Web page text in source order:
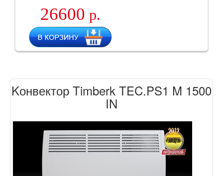
26600 р.
Kонвектор Timberk TEC.PS1 M 1500
IN